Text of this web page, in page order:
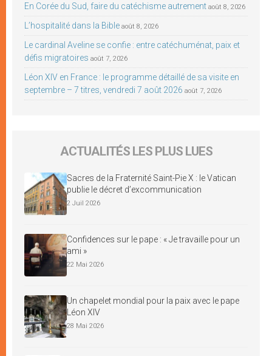
En Corée du Sud, faire du catéchisme autrement août 8, 2026
L’hospitalité dans la Bible août 8, 2026
Le cardinal Aveline se confie : entre catéchuménat, paix et
défis migratoires août 7, 2026
Léon XIV en France : le programme détaillé de sa visite en
septembre – 7 titres, vendredi 7 août 2026 août 7, 2026
ACTUALITÉS LES PLUS LUES
Sacres de la Fraternité Saint-Pie X : le Vatican
publie le décret d’excommunication
2 Juil 2026
Confidences sur le pape : « Je travaille pour un
ami »
22 Mai 2026
Un chapelet mondial pour la paix avec le pape
Léon XIV
28 Mai 2026